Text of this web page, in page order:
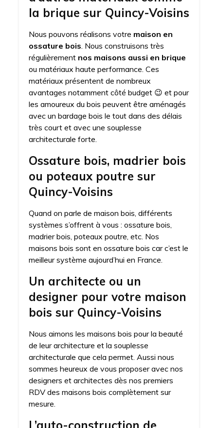
la brique sur Quincy-Voisins
Nous pouvons réalisons votre maison en
ossature bois. Nous construisons très
régulièrement nos maisons aussi en brique
ou matériaux haute performance. Ces
matériaux présentent de nombreux
avantages notamment côté budget 😉 et pour
les amoureux du bois peuvent être aménagés
avec un bardage bois le tout dans des délais
très court et avec une souplesse
architecturale forte.
Ossature bois, madrier bois
ou poteaux poutre sur
Quincy-Voisins
Quand on parle de maison bois, différents
systèmes s’offrent à vous : ossature bois,
madrier bois, poteaux poutre, etc. Nos
maisons bois sont en ossature bois car c’est le
meilleur système aujourd’hui en France.
Un architecte ou un
designer pour votre maison
bois sur Quincy-Voisins
Nous aimons les maisons bois pour la beauté
de leur architecture et la souplesse
architecturale que cela permet. Aussi nous
sommes heureux de vous proposer avec nos
designers et architectes dès nos premiers
RDV des maisons bois complètement sur
mesure.
L’auto-construction de